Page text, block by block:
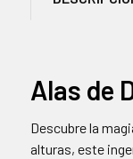
Alas de
Descubre la
alturas, este